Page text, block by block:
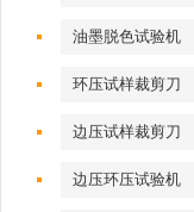
油墨脱色试验机
环压试样裁剪刀
边压试样裁剪刀
边压环压试验机